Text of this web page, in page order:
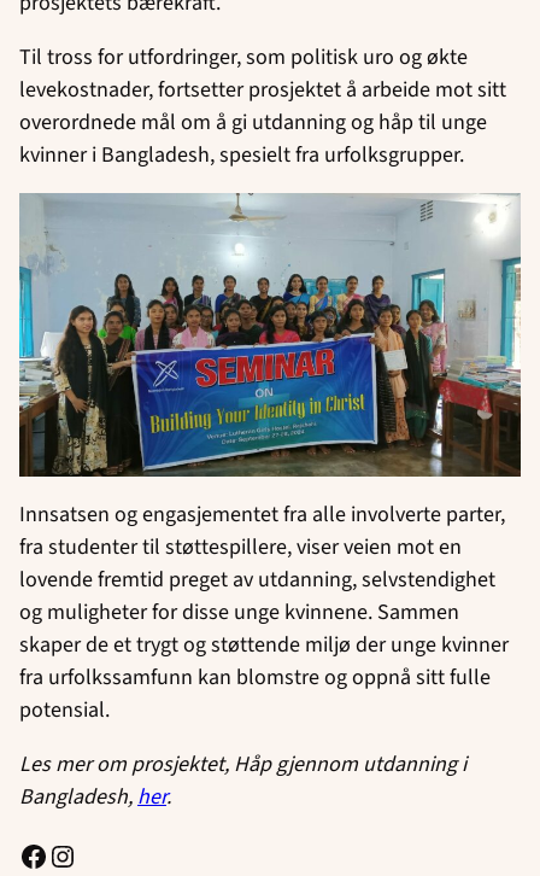
Til tross for utfordringer, som politisk uro og økte
levekostnader, fortsetter prosjektet å arbeide mot sitt
overordnede mål om å gi utdanning og håp til unge
kvinner i Bangladesh, spesielt fra urfolksgrupper.
Innsatsen og engasjementet fra alle involverte parter,
fra studenter til støttespillere, viser veien mot en
lovende fremtid preget av utdanning, selvstendighet
og muligheter for disse unge kvinnene. Sammen
skaper de et trygt og støttende miljø der unge kvinner
fra urfolkssamfunn kan blomstre og oppnå sitt fulle
potensial.
Les mer om prosjektet, Håp gjennom utdanning i
Bangladesh, her.
Facebook
Instagram